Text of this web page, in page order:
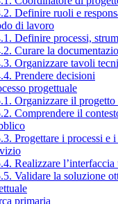
Definire ruoli e
di lavoro
Definire processi,
Curare la
Organizzare tavoli
Prendere decisioni
progettuale
Organizzare il progetto
Comprendere il
Progettare i processi e i
Realizzare
Validare la soluzione
primaria